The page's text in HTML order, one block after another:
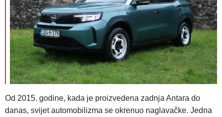
Od 2015. godine, kada je proizvedena zadnja Antara do
danas, svijet automobilizma se okrenuo naglavačke. Jedna